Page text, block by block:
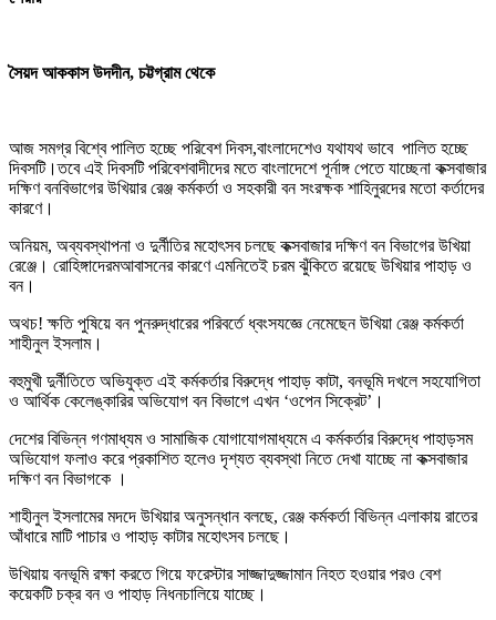
সৈয়দ আককাস উদদীন, চট্টগ্রাম থেকে
আজ সমগ্র বিশ্বে পালিত হচ্ছে পরিবেশ দিবস,বাংলাদেশেও যথাযথ ভাবে পালিত হচ্ছে
দিবসটি।তবে এই দিবসটি পরিবেশবাদীদের মতে বাংলাদেশে পূর্নাঙ্গ পেতে যাচ্ছেনা কক্সবাজার
দক্ষিণ বনবিভাগের উখিয়ার রেঞ্জ কর্মকর্তা ও সহকারী বন সংরক্ষক শাহিনুরদের মতো কর্তাদের
কারণে।
অনিয়ম, অব্যবস্থাপনা ও দুর্নীতির মহোৎসব চলছে কক্সবাজার দক্ষিণ বন বিভাগের উখিয়া
রেঞ্জে। রোহিঙ্গাদেরমআবাসনের কারণে এমনিতেই চরম ঝুঁকিতে রয়েছে উখিয়ার পাহাড় ও
বন।
অথচ! ক্ষতি পুষিয়ে বন পুনরুদ্ধারের পরিবর্তে ধ্বংসযজ্ঞে নেমেছেন উখিয়া রেঞ্জ কর্মকর্তা
শাহীনুল ইসলাম।
বহুমুখী দুর্নীতিতে অভিযুক্ত এই কর্মকর্তার বিরুদ্ধে পাহাড় কাটা, বনভূমি দখলে সহযোগিতা
ও আর্থিক কেলেঙ্কারির অভিযোগ বন বিভাগে এখন ‘ওপেন সিক্রেট’।
দেশের বিভিন্ন গণমাধ্যম ও সামাজিক যোগাযোগমাধ্যমে এ কর্মকর্তার বিরুদ্ধে পাহাড়সম
অভিযোগ ফলাও করে প্রকাশিত হলেও দৃশ্যত ব্যবস্থা নিতে দেখা যাচ্ছে না কক্সবাজার
দক্ষিণ বন বিভাগকে ।
শাহীনুল ইসলামের মদদে উখিয়ার অনুসন্ধান বলছে, রেঞ্জ কর্মকর্তা বিভিন্ন এলাকায় রাতের
আঁধারে মাটি পাচার ও পাহাড় কাটার মহোৎসব চলছে।
উখিয়ায় বনভূমি রক্ষা করতে গিয়ে ফরেস্টার সাজ্জাদুজ্জামান নিহত হওয়ার পরও বেশ
কয়েকটি চক্র বন ও পাহাড় নিধনচালিয়ে যাচ্ছে।